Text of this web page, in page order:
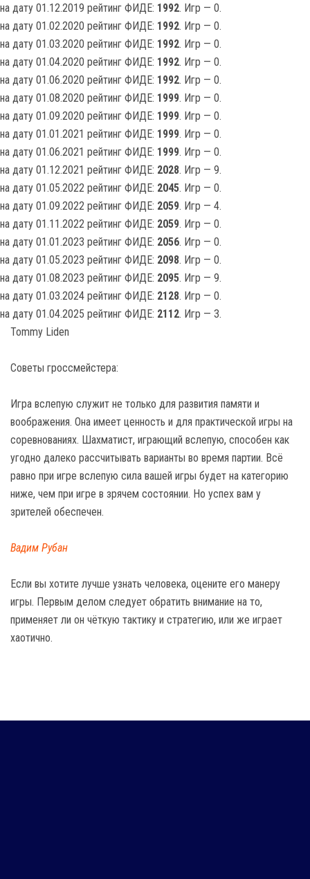
на дату 01.12.2019 рейтинг ФИДЕ: 1992. Игр — 0.
на дату 01.02.2020 рейтинг ФИДЕ: 1992. Игр — 0.
на дату 01.03.2020 рейтинг ФИДЕ: 1992. Игр — 0.
на дату 01.04.2020 рейтинг ФИДЕ: 1992. Игр — 0.
на дату 01.06.2020 рейтинг ФИДЕ: 1992. Игр — 0.
на дату 01.08.2020 рейтинг ФИДЕ: 1999. Игр — 0.
на дату 01.09.2020 рейтинг ФИДЕ: 1999. Игр — 0.
на дату 01.01.2021 рейтинг ФИДЕ: 1999. Игр — 0.
на дату 01.06.2021 рейтинг ФИДЕ: 1999. Игр — 0.
на дату 01.12.2021 рейтинг ФИДЕ: 2028. Игр — 9.
на дату 01.05.2022 рейтинг ФИДЕ: 2045. Игр — 0.
на дату 01.09.2022 рейтинг ФИДЕ: 2059. Игр — 4.
на дату 01.11.2022 рейтинг ФИДЕ: 2059. Игр — 0.
на дату 01.01.2023 рейтинг ФИДЕ: 2056. Игр — 0.
на дату 01.05.2023 рейтинг ФИДЕ: 2098. Игр — 0.
на дату 01.08.2023 рейтинг ФИДЕ: 2095. Игр — 9.
на дату 01.03.2024 рейтинг ФИДЕ: 2128. Игр — 0.
на дату 01.04.2025 рейтинг ФИДЕ: 2112. Игр — 3.
Tommy Liden
Советы гроссмейстера:
Игра вслепую служит не только для развития памяти и
воображения. Она имеет ценность и для практической игры на
соревнованиях. Шахматист, играющий вслепую, способен как
угодно далеко рассчитывать варианты во время партии. Всё
равно при игре вслепую сила вашей игры будет на категорию
ниже, чем при игре в зрячем состоянии. Но успех вам у
зрителей обеспечен.
Вадим Рубан
Если вы хотите лучше узнать человека, оцените его манеру
игры. Первым делом следует обратить внимание на то,
применяет ли он чёткую тактику и стратегию, или же играет
хаотично.